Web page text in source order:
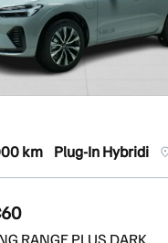
km Plug-In Hybridi